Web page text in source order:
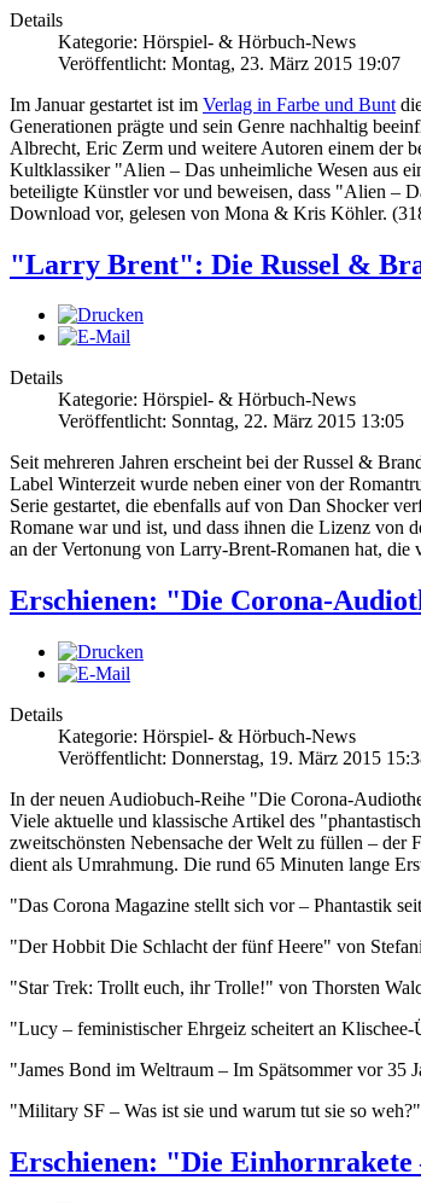
Details
Kategorie: Hörspiel- & Hörbuch-News
Veröffentlicht: Montag, 23. März 2015 19:07
Im Januar gestartet ist im Verlag in Farbe und Bunt
Generationen prägte und sein Genre nachhaltig
Albrecht, Eric Zerm und weitere Autoren einem der
Kultklassiker "Alien – Das unheimliche Wesen aus
beteiligte Künstler vor und beweisen, dass "Alien –
Download vor, gelesen von Mona & Kris Köhler.
"Larry Brent": Die Russel &
Details
Kategorie: Hörspiel- & Hörbuch-News
Veröffentlicht: Sonntag, 22. März 2015 13:05
Seit mehreren Jahren erscheint bei der Russel &
Label Winterzeit wurde neben einer von der
Serie gestartet, die ebenfalls auf von Dan Shocker
Romane war und ist, und dass ihnen die Lizenz von
an der Vertonung von Larry-Brent-Romanen hat, die
Erschienen: "Die Corona-
Details
Kategorie: Hörspiel- & Hörbuch-News
Veröffentlicht: Donnerstag, 19. März 2015
In der neuen Audiobuch-Reihe "Die Corona-
Viele aktuelle und klassische Artikel des
zweitschönsten Nebensache der Welt zu füllen –
dient als Umrahmung. Die rund 65 Minuten lange
"Das Corona Magazine stellt sich vor – Phantastik
"Der Hobbit Die Schlacht der fünf Heere" von
"Star Trek: Trollt euch, ihr Trolle!" von Thorsten
"Lucy – feministischer Ehrgeiz scheitert an
"James Bond im Weltraum – Im Spätsommer vor
"Military SF – Was ist sie und warum tut sie so
Erschienen: "Die Einhornrakete